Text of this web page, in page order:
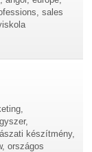
sales
készítmény,
országos